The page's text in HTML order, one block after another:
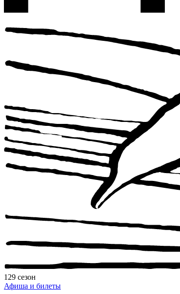
129 сезон
Афиша и билеты